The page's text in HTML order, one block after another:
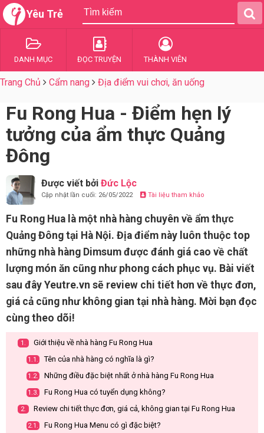
Yêu Trẻ
DANH MỤC ĐỌC TRUYỆN THÀNH VIÊN
Trang Chủ Cẩm nang Địa điểm vui chơi, ăn uống
Fu Rong Hua - Điểm hẹn lý
tưởng của ẩm thực Quảng
Đông
Được viết bởi Đức Lộc
Cập nhật lần cuối: 26/05/2022 Tài liệu tham khảo
Fu Rong Hua là một nhà hàng chuyên về ẩm thực
Quảng Đông tại Hà Nội. Địa điểm này luôn thuộc top
những nhà hàng Dimsum được đánh giá cao về chất
lượng món ăn cũng như phong cách phục vụ. Bài viết
sau đây Yeutre.vn sẽ review chi tiết hơn về thực đơn,
giá cả cũng như không gian tại nhà hàng. Mời bạn đọc
cùng theo dõi!
1. Giới thiệu về nhà hàng Fu Rong Hua
1.1. Tên của nhà hàng có nghĩa là gì?
1.2. Những điều đặc biệt nhất ở nhà hàng Fu Rong Hua
1.3. Fu Rong Hua có tuyển dụng không?
2. Review chi tiết thực đơn, giá cả, không gian tại Fu Rong Hua
2.1. Fu Rong Hua Menu có gì đặc biệt?